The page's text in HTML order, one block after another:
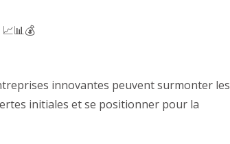
innovantes peuvent surmonter les
initiales et se positionner pour la